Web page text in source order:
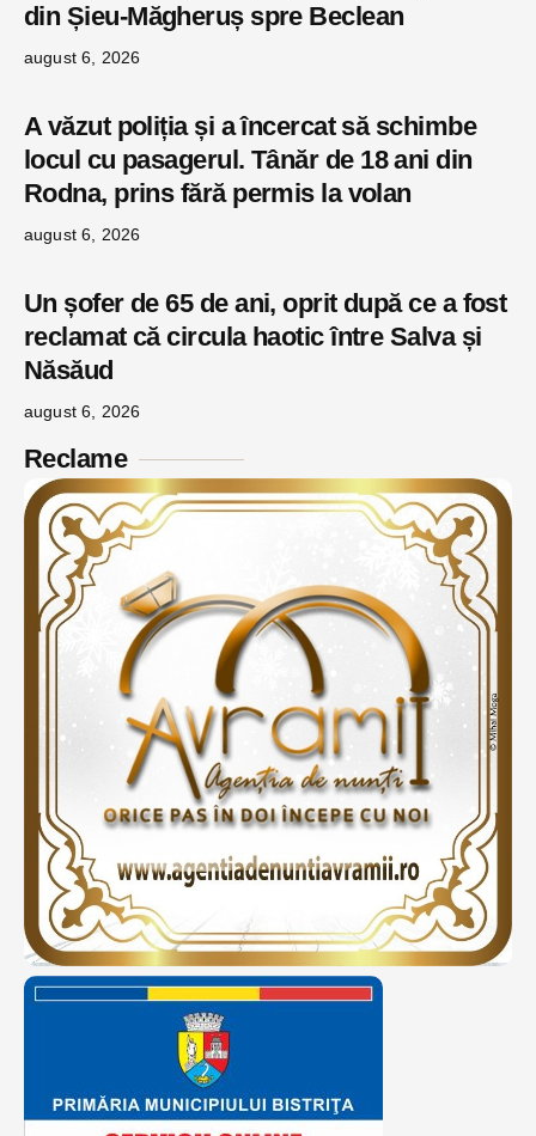
din Șieu-Măgheruș spre Beclean
august 6, 2026
A văzut poliția și a încercat să schimbe
locul cu pasagerul. Tânăr de 18 ani din
Rodna, prins fără permis la volan
august 6, 2026
Un șofer de 65 de ani, oprit după ce a fost
reclamat că circula haotic între Salva și
Năsăud
august 6, 2026
Reclame